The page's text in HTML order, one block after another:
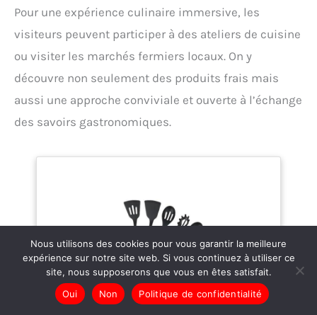
Pour une expérience culinaire immersive, les
visiteurs peuvent participer à des ateliers de cuisine
ou visiter les marchés fermiers locaux. On y
découvre non seulement des produits frais mais
aussi une approche conviviale et ouverte à l’échange
des savoirs gastronomiques.
Nous utilisons des cookies pour vous garantir la meilleure
expérience sur notre site web. Si vous continuez à utiliser ce
site, nous supposerons que vous en êtes satisfait.
Oui
Non Politique de confidentialité